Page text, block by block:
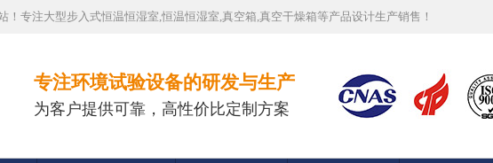
专注大型步入式恒温恒湿室,恒温恒湿室,真空箱,真空干燥箱等产品设计生产销售！
专注环境试验设备的研发与生产
为客户提供可靠，高性价比定制方案